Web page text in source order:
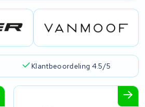
Klantbeoordeling 4.5/5